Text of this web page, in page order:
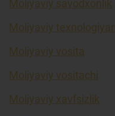
Moliyaviy savodxonlik
Moliyaviy
Moliyaviy vosita
Moliyaviy vositachi
Moliyaviy xavfsizlik